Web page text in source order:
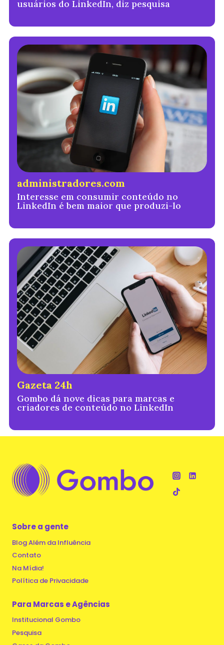
usuários do LinkedIn, diz pesquisa
administradores.com
Interesse em consumir conteúdo no
LinkedIn é bem maior que produzi-lo
Gazeta 24h
Gombo dá nove dicas para marcas e
criadores de conteúdo no LinkedIn
Sobre a gente
Blog Além da Influência
Contato
Na Mídia!
Política de Privacidade
Para Marcas e Agências
Institucional Gombo
Pesquisa